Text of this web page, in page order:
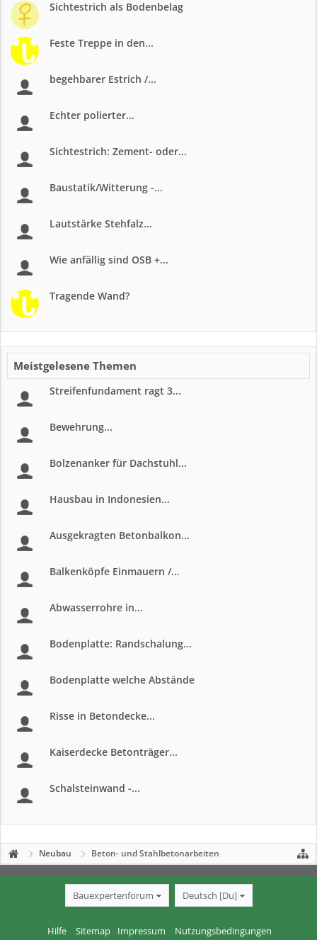
Sichtestrich als Bodenbelag
Feste Treppe in den...
begehbarer Estrich /...
Echter polierter...
Sichtestrich: Zement- oder...
Baustatik/Witterung -...
Lautstärke Stehfalz...
Wie anfällig sind OSB +...
Tragende Wand?
Meistgelesene Themen
Streifenfundament ragt 3...
Bewehrung...
Bolzenanker für Dachstuhl...
Hausbau in Indonesien...
Ausgekragten Betonbalkon...
Balkenköpfe Einmauern /...
Abwasserrohre in...
Bodenplatte: Randschalung...
Bodenplatte welche Abstände
Risse in Betondecke...
Kaiserdecke Betonträger...
Schalsteinwand -...
Neubau Beton- und Stahlbetonarbeiten
Bauexpertenforum Deutsch [Du]
Hilfe Sitemap Impressum Nutzungsbedingungen